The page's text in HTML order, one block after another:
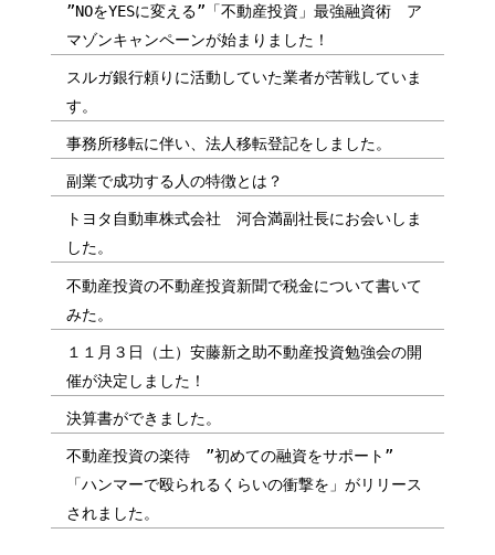
”NOをYESに変える”「不動産投資」最強融資術 ア
マゾンキャンペーンが始まりました！
スルガ銀行頼りに活動していた業者が苦戦していま
す。
事務所移転に伴い、法人移転登記をしました。
副業で成功する人の特徴とは？
トヨタ自動車株式会社 河合満副社長にお会いしま
した。
不動産投資の不動産投資新聞で税金について書いて
みた。
１１月３日（土）安藤新之助不動産投資勉強会の開
催が決定しました！
決算書ができました。
不動産投資の楽待 ”初めての融資をサポート”
「ハンマーで殴られるくらいの衝撃を」がリリース
されました。